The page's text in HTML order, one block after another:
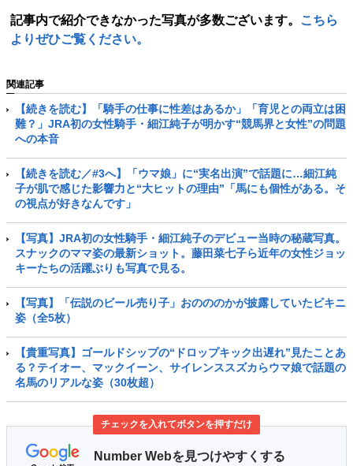
記事内で紹介できなかった写真が多数ございます。
こちら
よりぜひご覧ください。
関連記事
【続きを読む】「騎手の仕事に性差はあるか」「育児との両立は困
難？」JRA初の女性騎手・細江純子が明かす“競馬界と女性”の問題
への本音
【続きを読む／#3へ】「ウマ娘」に“実名出演”で話題に…細江純
子が肌で感じた影響力と“大ヒットの理由”「馬にも個性がある。そ
の視点が好きなんです」
【写真】JRA初の女性騎手・細江純子のデビュー当時の秘蔵写真。
スナックのママ姿の最新ショット。藤田菜七子ら近年の女性ジョッ
キーたちの活躍ぶりも写真で見る。
【写真】「伝説のビール売り子」おのののかが披露していたビキニ
姿（全5枚）
【貴重写真】ゴールドシップの“ドロップキック出遅れ”見たことあ
る？テイオー、マックイーン、サイレンススズカらウマ娘で話題の
名馬のリアルな姿（30枚超）
チェックを入れてボタンを押すだけ
Number Webを見つけやすくする